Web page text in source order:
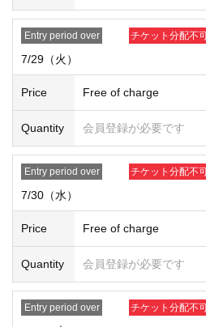
"LivePocket-Ticket-(Live
esults to the email address
In addition, information
n the winning date will be
cial website.
[About application]
Each person is only eligible to win once
apply multiple times on each day and to
you cannot win multiple prizes.
This is
Kitasenju storeThis is the lottery
After you are selected,
g your admission time
er will be posted on the
Entry period over チケット分配不
7/29（火）
Price Free of charge
Quantity 会員登録が必要です
Entry period over チケット分配不
7/30（水）
Price Free of charge
Quantity 会員登録が必要です
Entry period over チケット分配不